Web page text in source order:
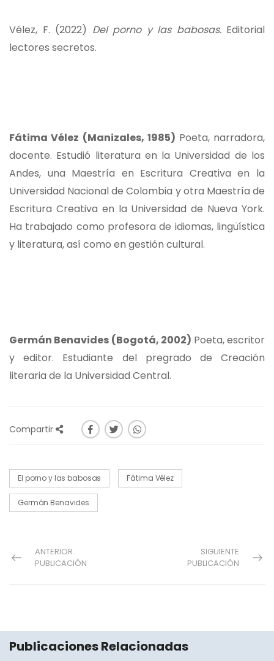
Vélez, F. (2022) Del porno y las babosas. Editorial
lectores secretos.
Fátima Vélez (Manizales, 1985) Poeta, narradora,
docente. Estudió literatura en la Universidad de los
Andes, una Maestría en Escritura Creativa en la
Universidad Nacional de Colombia y otra Maestría de
Escritura Creativa en la Universidad de Nueva York.
Ha trabajado como profesora de idiomas, lingüística
y literatura, así como en gestión cultural.
Germán Benavides (Bogotá, 2002) Poeta, escritor
y editor. Estudiante del pregrado de Creación
literaria de la Universidad Central.
Compartir
El porno y las babosas Fátima Vélez
Germán Benavides
ANTERIOR
PUBLICACIÓN
SIGUIENTE
PUBLICACIÓN
Publicaciones Relacionadas